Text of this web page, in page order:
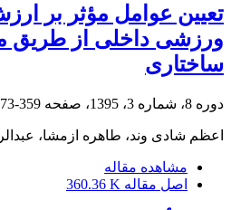
تعیین عوامل مؤثر بر
ورزشی داخلی از طریق
ساختاری
دوره 8، شماره 3، 1395، صفحه 359-373
اعظم شادی وند، طاهره ازمشا،
مشاهده مقاله
اصل مقاله 360.36 K